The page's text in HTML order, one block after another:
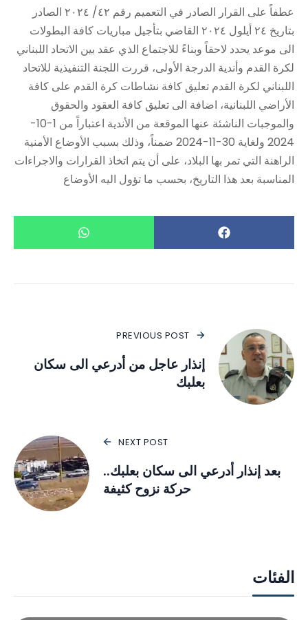
عطفاً على القرار الصادر في التعميم رقم ٤٢/ ٢٠٢٤ الصادر
بتاريخ ٢٤ أيلول ٢٠٢٤ القاضي بتأجيل مباريات كافة البطولات
الى موعد يحدد لاحقاً وبناءً للاجتماع الذي عقد بين الاتحاد اللبناني
لكرة القدم وأندية الدرجة الأولى، قررت اللجنة التنفيذية للاتحاد
اللبناني لكرة القدم تعليق كافة نشاطات كرة القدم على كافة
الأراضي اللبنانية، اضافة الى تعليق كافة العقود والحقوق
والموجبات الناشئة عنها الموقعة من الأندية اعتباراً من 1-10-
2024 ولغاية 30-11-2024 ضمناً، وذلك بسبب الأوضاع الأمنية
الراهنة التي تمر بها البلاد، على أن يتم اتخاذ القرارات والاجراءات
المناسبة بعد هذا التاريخ، بحسب ما تؤول اليه الأوضاع
PREVIOUS POST
إنذار عاجل من أدرعي الى سكان
بعلبك
NEXT POST
بعد إنذار أدرعي الى سكان بعلبك..
حركة نزوح كثيفة
الفئات